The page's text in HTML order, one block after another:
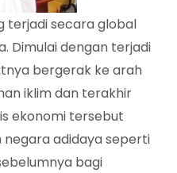
terjadi secara global
Dimulai dengan terjadi
bergerak ke arah
iklim dan terakhir
ekonomi tersebut
negara adidaya seperti
bagi